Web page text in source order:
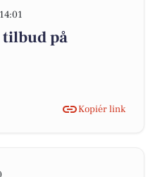
tilbud på
Kopiér link